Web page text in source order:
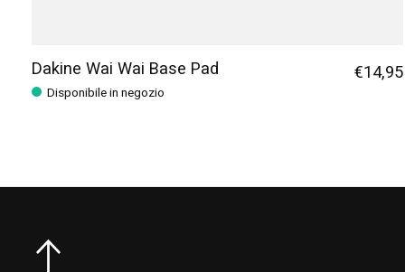
Dakine Wai Wai Base Pad
Disponibile in negozio
€14,95